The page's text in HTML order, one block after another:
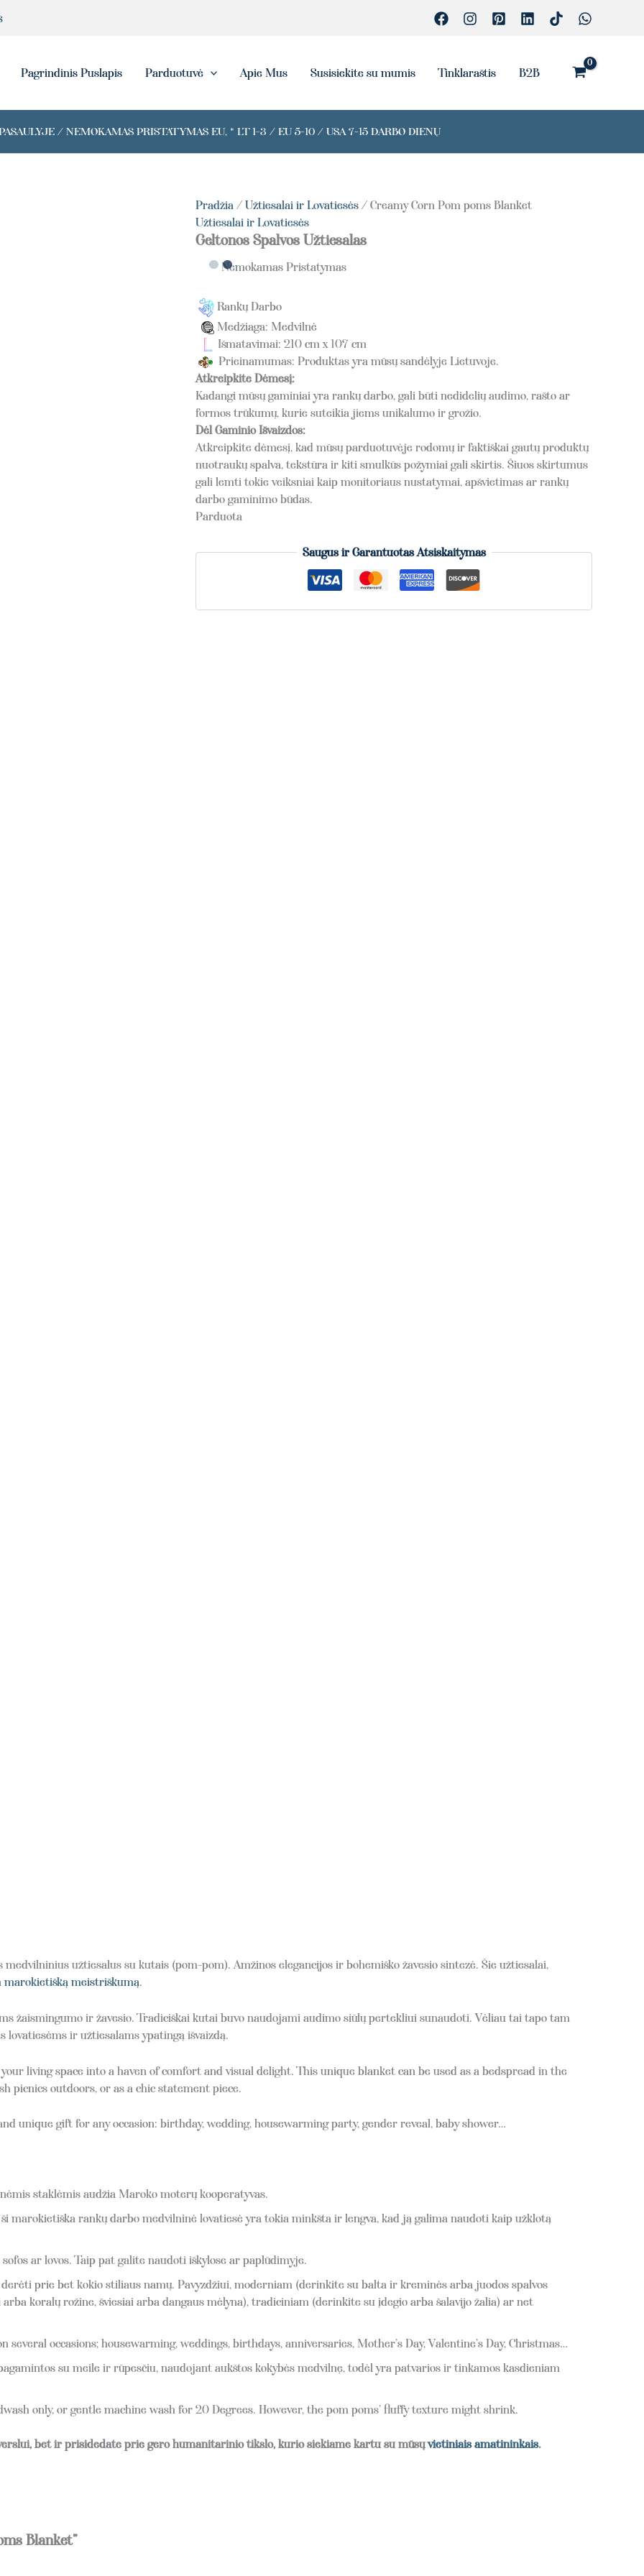
Pagrindinis Puslapis Parduotuvė Apie Mus Susisiekite su mumis Tinklaraštis B2B
/ NEMOKAMAS PRISTATYMAS EU, * LT 1-3 / EU 5-10 / USA 7-15 DARBO DIENŲ
Pradžia / Užtiesalai ir Lovatiesės / Creamy Corn Pom poms Blanket
Užtiesalai ir Lovatiesės
Geltonos Spalvos Užtiesalas
Nemokamas Pristatymas
Rankų Darbo
Medžiaga: Medvilnė
Išmatavimai: 210 cm x 107 cm
Prieinamumas: Produktas yra mūsų sandėlyje Lietuvoje.
Atkreipkite Dėmesį:
Kadangi mūsų gaminiai yra rankų darbo, gali būti nedidelių audimo, rašto ar
formos trūkumų, kurie suteikia jiems unikalumo ir grožio.
Dėl Gaminio Išvaizdos:
Atkreipkite dėmesį, kad mūsų parduotuvėje rodomų ir faktiškai gautų produktų
nuotraukų spalva, tekstūra ir kiti smulkūs požymiai gali skirtis. Šiuos skirtumus
gali lemti tokie veiksniai kaip monitoriaus nustatymai, apšvietimas ar rankų
darbo gaminimo būdas.
Parduota
Saugus ir Garantuotas Atsiskaitymas
užtiesalus su kutais (pom-pom). Amžinos elegancijos ir bohemiško žavesio sintezė. Šie užtiesalai,
marokietišką meistriškumą.
žaismingumo ir žavesio. Tradiciškai kutai buvo naudojami audimo siūlų pertekliui sunaudoti. Vėliau tai tapo tam
ir užtiesalams ypatingą išvaizdą.
living space into a haven of comfort and visual delight. This unique blanket can be used as a bedspread in the
picnics outdoors, or as a chic statement piece.
unique gift for any occasion: birthday, wedding, housewarming party, gender reveal, baby shower…
staklėmis audžia Maroko moterų kooperatyvas.
marokietiška rankų darbo medvilninė lovatiesė yra tokia minkšta ir lengva, kad ją galima naudoti kaip užklotą
ar lovos. Taip pat galite naudoti iškylose ar paplūdimyje.
derėti prie bet kokio stiliaus namų. Pavyzdžiui, moderniam (derinkite su balta ir kreminės arba juodos spalvos
koralų rožine, šviesiai arba dangaus mėlyna), tradiciniam (derinkite su įdegio arba šalavijo žalia) ar net
several occasions; housewarming, weddings, birthdays, anniversaries, Mother’s Day, Valentine’s Day, Christmas…
su meile ir rūpesčiu, naudojant aukštos kokybės medvilnę, todėl yra patvarios ir tinkamos kasdieniam
only, or gentle machine wash for 20 Degrees. However, the pom poms’ fluffy texture might shrink.
bet ir prisidedate prie gero humanitarinio tikslo, kurio siekiame kartu su mūsųvietiniais amatininkais.
Blanket”